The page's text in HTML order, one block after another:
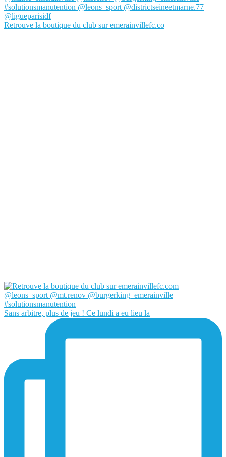
Retrouve la boutique du club sur emerainvillefc.co
Sans arbitre, plus de jeu ! Ce lundi a eu lieu la